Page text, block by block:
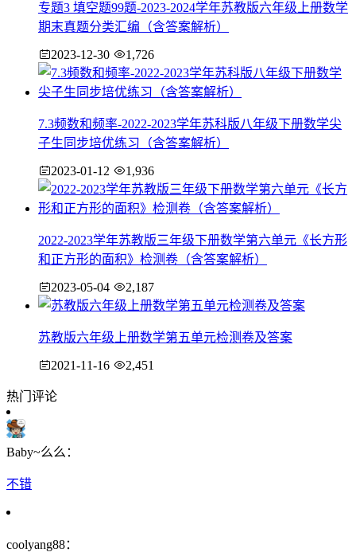
专题3 填空题99题-2023-2024学年苏教版六年级上册数学
期末真题分类汇编（含答案解析）
2023-12-30 1,726
7.3频数和频率-2022-2023学年苏科版八年级下册数学尖
子生同步培优练习（含答案解析）
2023-01-12 1,936
2022-2023学年苏教版三年级下册数学第六单元《长方形
和正方形的面积》检测卷（含答案解析）
2023-05-04 2,187
苏教版六年级上册数学第五单元检测卷及答案
2021-11-16 2,451
热门评论
Baby~么么：
不错
coolyang88：